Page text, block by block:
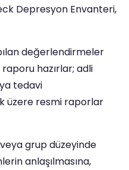
Depresyon Envanteri,
değerlendirmeler
hazırlar; adli
tedavi
üzere resmi raporlar
grup düzeyinde
anlaşılmasına,